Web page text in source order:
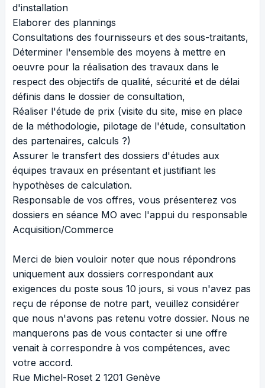
d'installation
Elaborer des plannings
Consultations des fournisseurs et des sous-traitants,
Déterminer l'ensemble des moyens à mettre en
oeuvre pour la réalisation des travaux dans le
respect des objectifs de qualité, sécurité et de délai
définis dans le dossier de consultation,
Réaliser l'étude de prix (visite du site, mise en place
de la méthodologie, pilotage de l'étude, consultation
des partenaires, calculs ?)
Assurer le transfert des dossiers d'études aux
équipes travaux en présentant et justifiant les
hypothèses de calculation.
Responsable de vos offres, vous présenterez vos
dossiers en séance MO avec l'appui du responsable
Acquisition/Commerce
Merci de bien vouloir noter que nous répondrons
uniquement aux dossiers correspondant aux
exigences du poste sous 10 jours, si vous n'avez pas
reçu de réponse de notre part, veuillez considérer
que nous n'avons pas retenu votre dossier. Nous ne
manquerons pas de vous contacter si une offre
venait à correspondre à vos compétences, avec
votre accord.
Rue Michel-Roset 2 1201 Genève